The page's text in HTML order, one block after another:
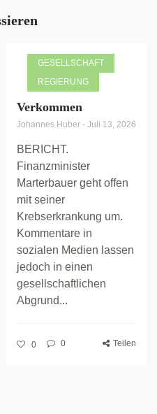
GESELLSCHAFT
REGIERUNG
Verkommen
Johannes Huber - Juli 13, 2026
BERICHT.
Finanzminister
Marterbauer geht offen
mit seiner
Krebserkrankung um.
Kommentare in
sozialen Medien lassen
jedoch in einen
gesellschaftlichen
Abgrund...
0 0 Teilen